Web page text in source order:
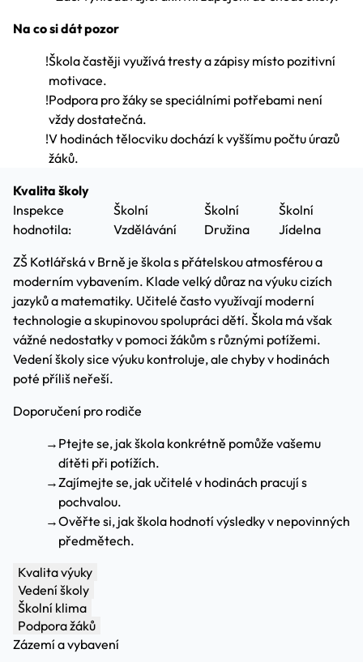
Na co si dát pozor
!Škola častěji využívá tresty a zápisy místo pozitivní
motivace.
!Podpora pro žáky se speciálními potřebami není
vždy dostatečná.
!V hodinách tělocviku dochází k vyššímu počtu úrazů
žáků.
Kvalita školy
Inspekce
hodnotila:
Školní
Vzdělávání
Školní
Družina
Školní
Jídelna
ZŠ Kotlářská v Brně je škola s přátelskou atmosférou a
moderním vybavením. Klade velký důraz na výuku cizích
jazyků a matematiky. Učitelé často využívají moderní
technologie a skupinovou spolupráci dětí. Škola má však
vážné nedostatky v pomoci žákům s různými potížemi.
Vedení školy sice výuku kontroluje, ale chyby v hodinách
poté příliš neřeší.
Doporučení pro rodiče
→ Ptejte se, jak škola konkrétně pomůže vašemu
dítěti při potížích.
→Zajímejte se, jak učitelé v hodinách pracují s
pochvalou.
→Ověřte si, jak škola hodnotí výsledky v nepovinných
předmětech.
Kvalita výuky
Vedení školy
Školní klima
Podpora žáků
Zázemí a vybavení